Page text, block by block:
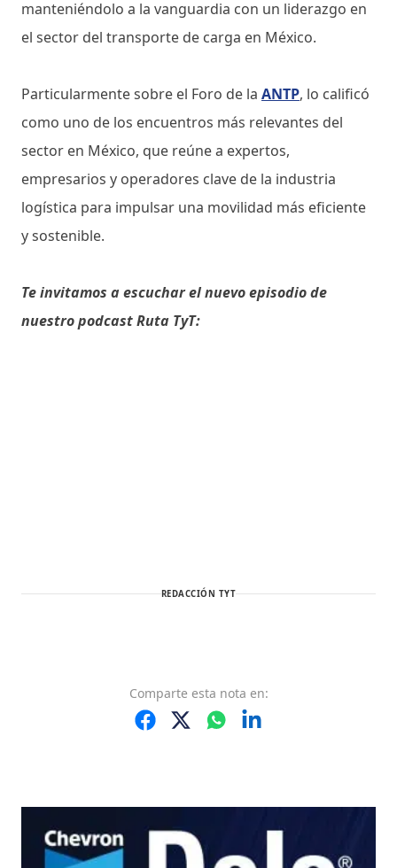
manteniéndolo a la vanguardia con un liderazgo en
el sector del transporte de carga en México.
Particularmente sobre el Foro de la ANTP, lo calificó
como uno de los encuentros más relevantes del
sector en México, que reúne a expertos,
empresarios y operadores clave de la industria
logística para impulsar una movilidad más eficiente
y sostenible.
Te invitamos a escuchar el nuevo episodio de
nuestro podcast Ruta TyT:
REDACCIÓN TYT
Comparte esta nota en: